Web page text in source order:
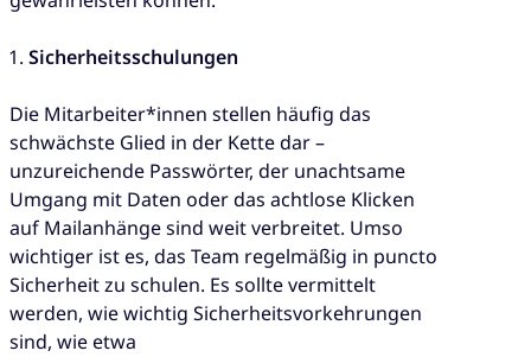
Sicherheitsschulungen
Die Mitarbeiter*innen stellen häufig das
schwächste Glied in der Kette dar –
unzureichende Passwörter, der unachtsame
Umgang mit Daten oder das achtlose Klicken
auf Mailanhänge sind weit verbreitet. Umso
wichtiger ist es, das Team regelmäßig in puncto
Sicherheit zu schulen. Es sollte vermittelt
werden, wie wichtig Sicherheitsvorkehrungen
sind, wie etwa